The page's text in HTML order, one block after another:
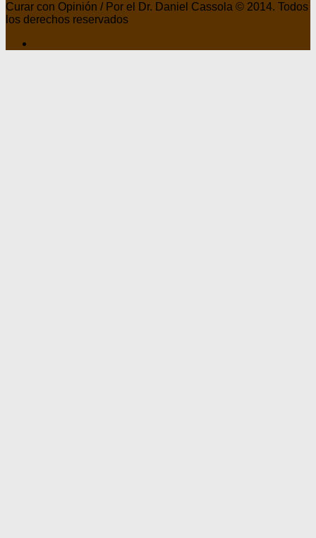
Curar con Opinión / Por el Dr. Daniel Cassola © 2014. Todos
los derechos reservados